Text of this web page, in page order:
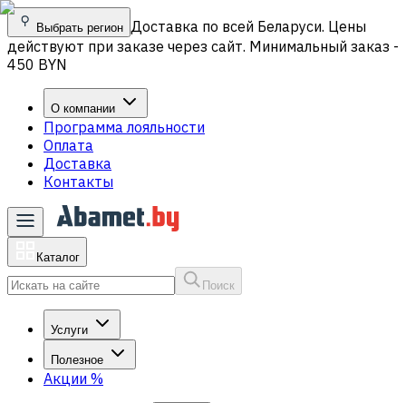
Выбрать регион Доставка по всей Беларуси. Цены
действуют при заказе через сайт. Минимальный заказ -
450 BYN
О компании
Программа лояльности
Оплата
Доставка
Контакты
Каталог
Поиск
Услуги
Полезное
Акции %